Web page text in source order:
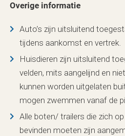
Overige informatie
Auto’s zijn uitsluitend
tijdens aankomst en vertrek.
Huisdieren zijn uitsluitend
velden, mits aangelijnd en
kunnen worden uitgelaten
mogen zwemmen vanaf de
Alle boten/ trailers die zich
bevinden moeten zijn